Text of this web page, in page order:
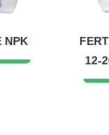
NPK
12-